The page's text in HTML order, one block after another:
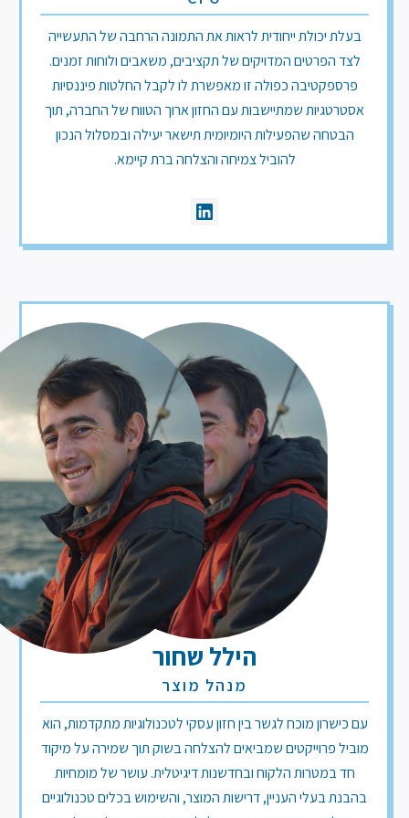
בעלת יכולת ייחודית לראות את התמונה הרחבה של התעשייה
לצד הפרטים המדויקים של תקציבים, משאבים ולוחות זמנים.
פרספקטיבה כפולה זו מאפשרת לו לקבל החלטות פיננסיות
אסטרטגיות שמתיישבות עם החזון ארוך הטווח של החברה, תוך
הבטחה שהפעילות היומיומית תישאר יעילה ובמסלול הנכון
להוביל צמיחה והצלחה ברת קיימא.
video
file
הילל שחור
מנהל מוצר
עם כישרון מוכח לגשר בין חזון עסקי לטכנולוגיות מתקדמות, הוא
מוביל פרוייקטים שמביאים להצלחה בשוק תוך שמירה על מיקוד
חד במטרות הלקוח ובחדשנות דיגיטלית. עושר של מומחיות
בהבנת בעלי העניין, דרישות המוצר, והשימוש בכלים טכנולוגיים